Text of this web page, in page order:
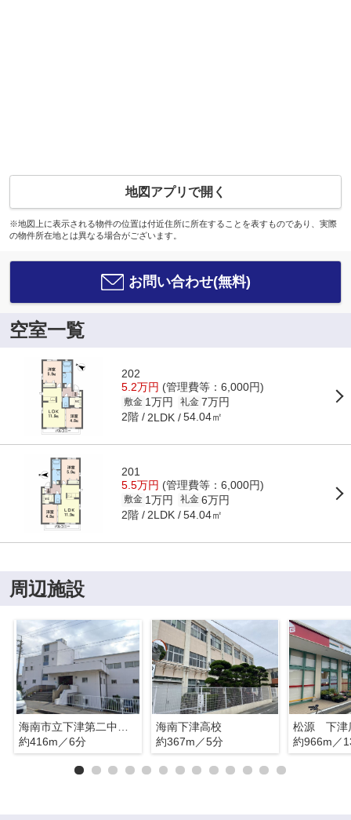
地図アプリで開く
※地図上に表示される物件の位置は付近住所に所在することを表すものであり、実際
の物件所在地とは異なる場合がございます。
お問い合わせ(無料)
空室一覧
202
5.2万円 (管理費等：6,000円)
敷金 1万円 礼金 7万円
2階 2LDK 54.04㎡
201
5.5万円 (管理費等：6,000円)
敷金 1万円 礼金 6万円
2階 2LDK 54.04㎡
周辺施設
約416m／6分
海南下津高校
約367m／5分
松源 下津
約966m／